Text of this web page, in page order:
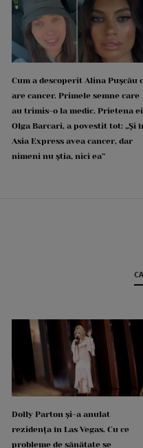
Cum a descoperit Alina Pușcău
are cancer. Primele semne care
au trimis-o la medic. Prietena
Olga Barcari, a povestit tot: „Și
Asia Express avea cancer, dar
nimeni nu știa, nici ea”
Dolly Parton și-a anulat
rezidența în Las Vegas. Cu ce
probleme de sănătate se